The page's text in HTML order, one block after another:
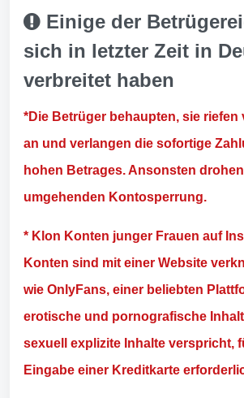
Einige der
sich in letzter Zeit in
verbreitet haben
*Die Betrüger behaupten, sie riefen
an und verlangen die sofortige
hohen Betrages. Ansonsten
umgehenden Kontosperrung.
* Klon Konten junger Frauen auf
Konten sind mit einer Website
wie OnlyFans, einer beliebten
erotische und pornografische
sexuell explizite Inhalte verspricht,
Eingabe einer Kreditkarte